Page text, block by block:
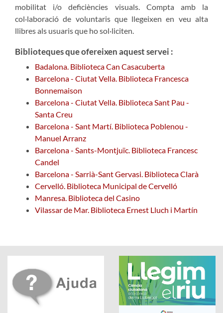
mobilitat i/o deficiències visuals. Compta amb la
col·laboració de voluntaris que llegeixen en veu alta
llibres als usuaris que ho sol·liciten.
Biblioteques que ofereixen aquest servei :
Badalona. Biblioteca Can Casacuberta
Barcelona - Ciutat Vella. Biblioteca Francesca
Bonnemaison
Barcelona - Ciutat Vella. Biblioteca Sant Pau -
Santa Creu
Barcelona - Sant Martí. Biblioteca Poblenou -
Manuel Arranz
Barcelona - Sants-Montjuïc. Biblioteca Francesc
Candel
Barcelona - Sarrià-Sant Gervasi. Biblioteca Clarà
Cervelló. Biblioteca Municipal de Cervelló
Manresa. Biblioteca del Casino
Vilassar de Mar. Biblioteca Ernest Lluch i Martín